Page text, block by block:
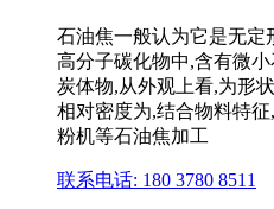
石油焦一般认为它是无定
高分子碳化物中,含有微
炭体物,从外观上看,为形
相对密度为,结合物料特
粉机等石油焦加工
联系电话: 180 3780 8511